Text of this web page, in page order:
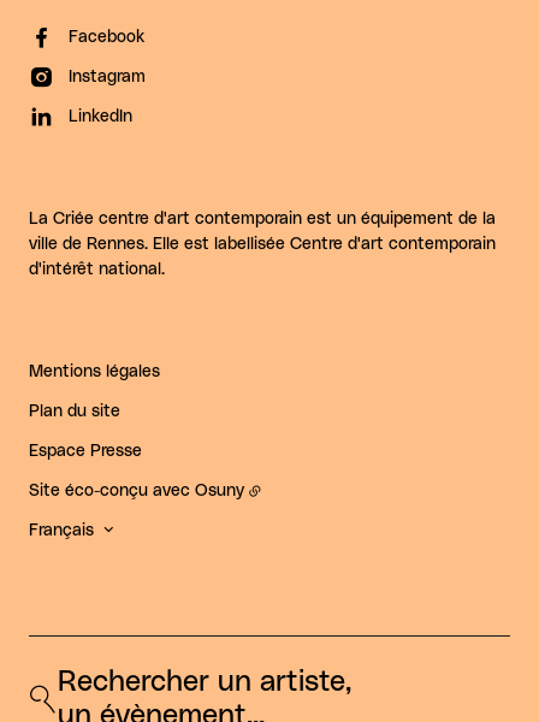
Facebook
Instagram
LinkedIn
La Criée centre d'art contemporain est un équipement de la
ville de Rennes. Elle est labellisée Centre d'art contemporain
d'intérêt national.
Mentions légales
Plan du site
Espace Presse
Site éco-conçu avec Osuny
Français
Rechercher un artiste,
un évènement...